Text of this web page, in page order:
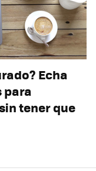
Echa
para
tener que